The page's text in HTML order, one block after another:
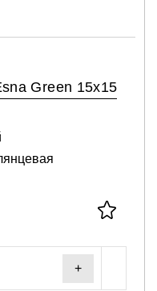
Green 15x15
+